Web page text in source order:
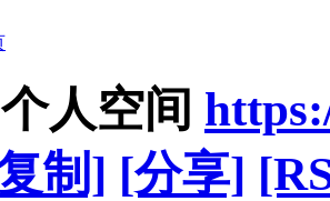
人空间
制] [分享]